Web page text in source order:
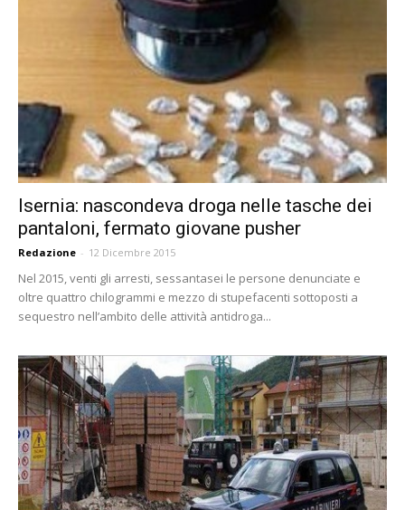
Isernia: nascondeva droga nelle tasche dei
pantaloni, fermato giovane pusher
Redazione - 12 Dicembre 2015
Nel 2015, venti gli arresti, sessantasei le persone denunciate e
oltre quattro chilogrammi e mezzo di stupefacenti sottoposti a
sequestro nell’ambito delle attività antidroga...